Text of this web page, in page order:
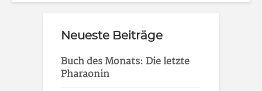
Neueste Beiträge
Buch des Monats: Die letzte
Pharaonin